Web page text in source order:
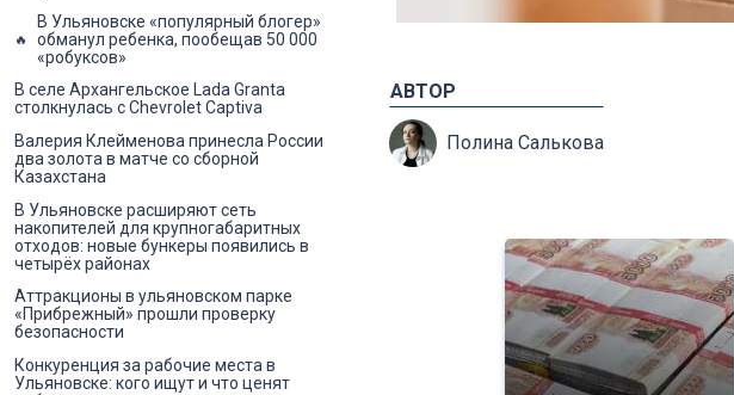
АВТОР
Полина Салькова
В Ульяновске «популярный блогер»
обманул ребенка, пообещав 50 000
«робуксов»
В селе Архангельское Lada Granta
столкнулась с Chevrolet Captiva
Валерия Клейменова принесла России
два золота в матче со сборной
Казахстана
В Ульяновске расширяют сеть
накопителей для крупногабаритных
отходов: новые бункеры появились в
четырёх районах
Аттракционы в ульяновском парке
«Прибрежный» прошли проверку
безопасности
Конкуренция за рабочие места в
Ульяновске: кого ищут и что ценят